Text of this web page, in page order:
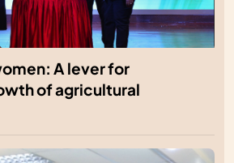
A lever for
of agricultural